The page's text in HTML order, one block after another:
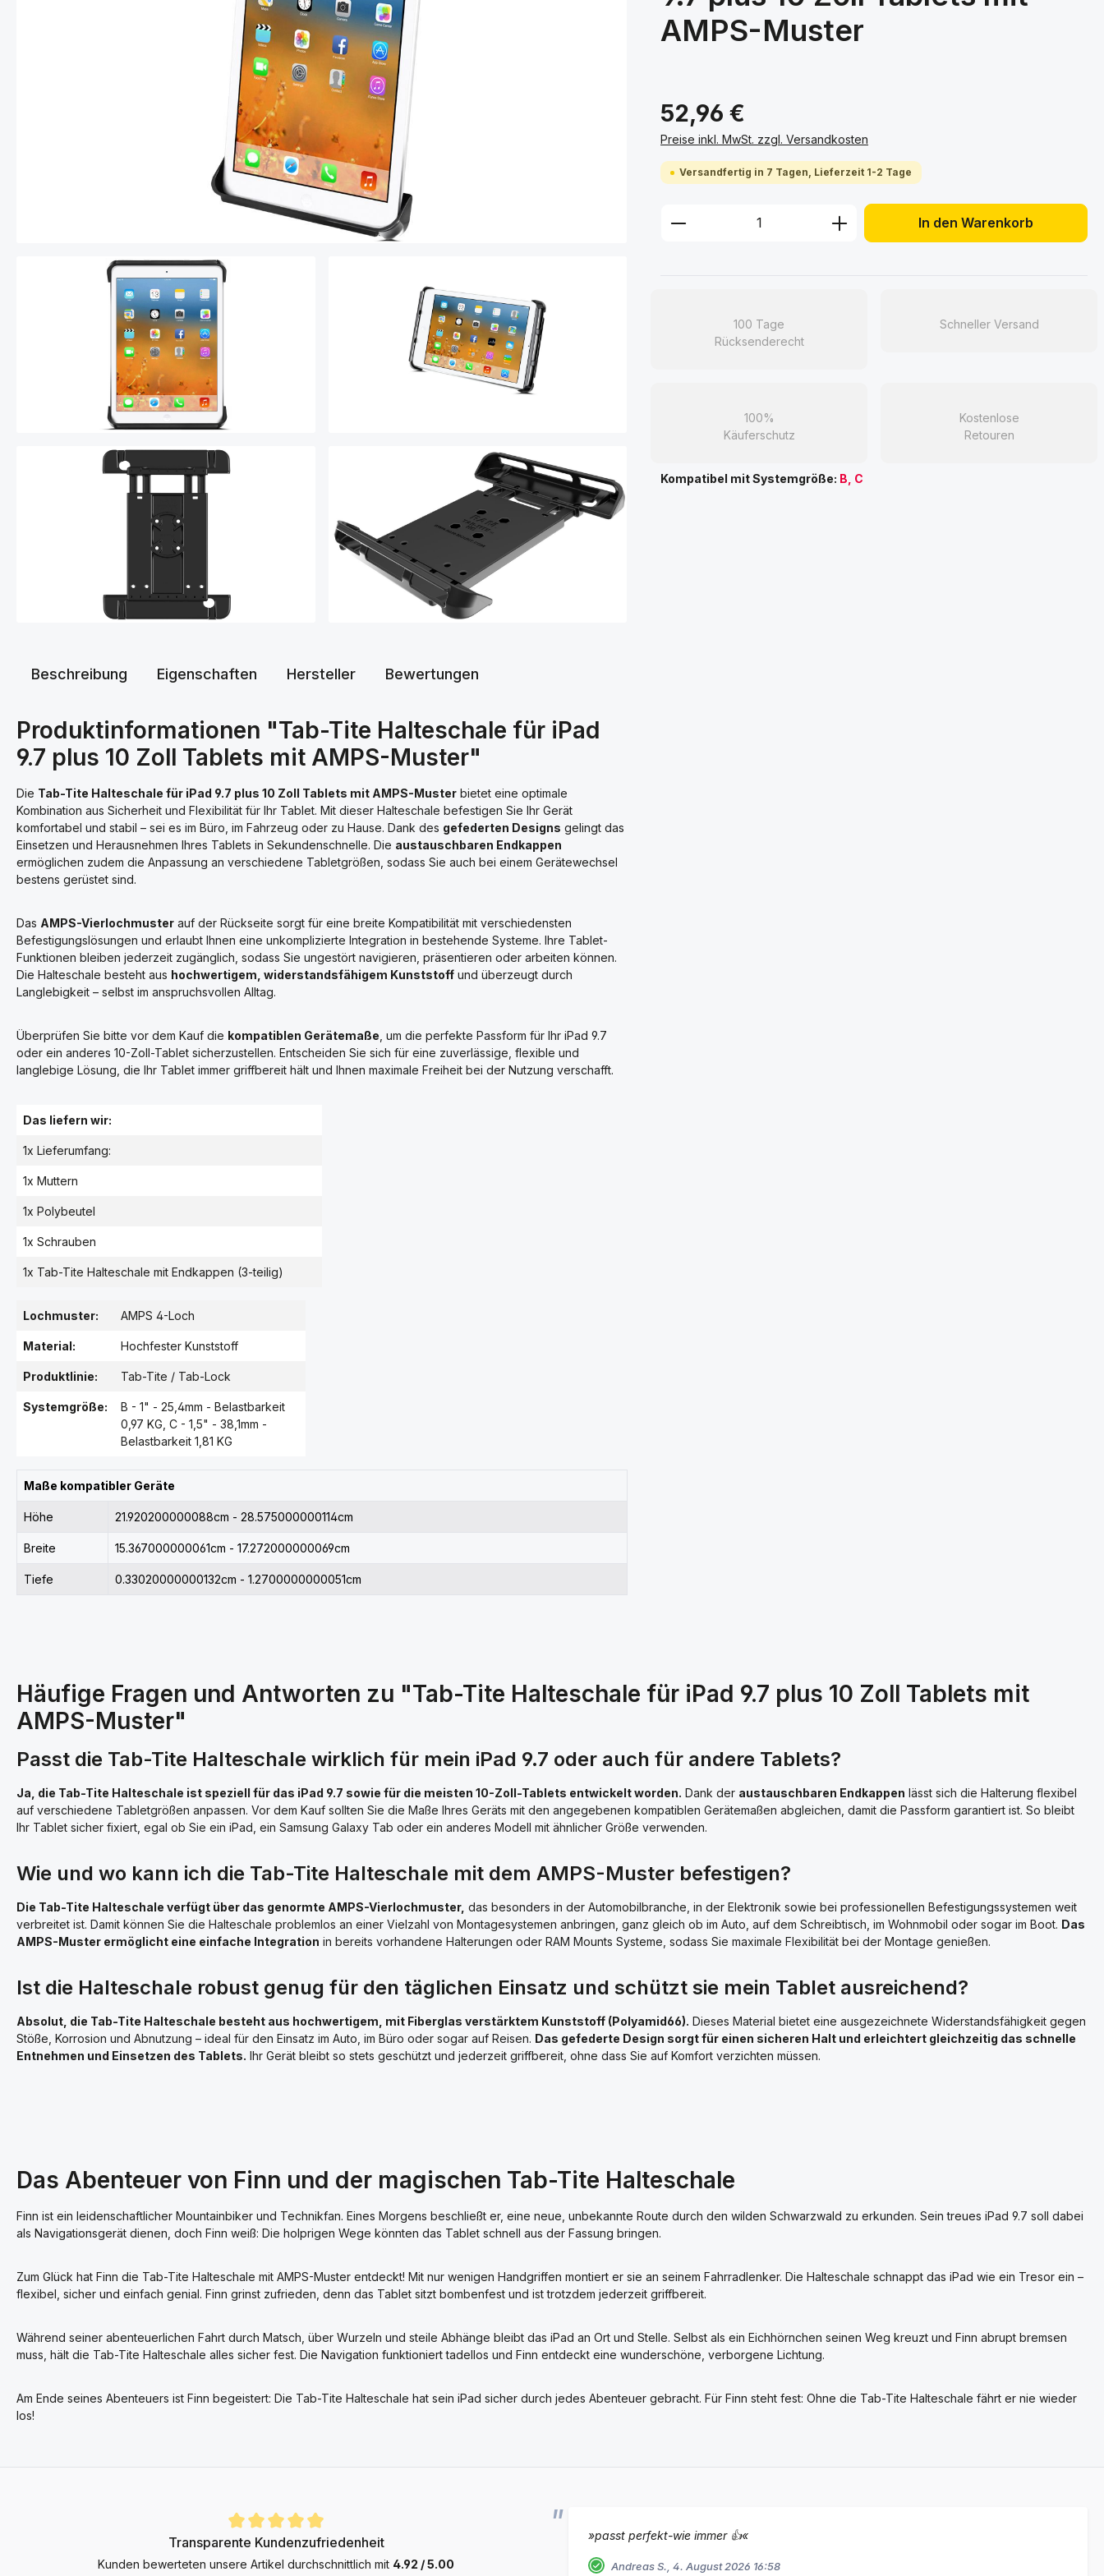
AMPS-Muster
52,96 €
Preise inkl. MwSt. zzgl. Versandkosten
Versandfertig in 7 Tagen, Lieferzeit 1-2 Tage
Produkt Anzahl: Gib den gewünschten Wert
In den Warenkorb
100 Tage
Rücksenderecht
Schneller Versand
100%
Käuferschutz
Kostenlose
Retouren
Kompatibel mit Systemgröße: B, C
Beschreibung Eigenschaften Hersteller Bewertungen
Produktinformationen "Tab-Tite Halteschale für iPad
9.7 plus 10 Zoll Tablets mit AMPS-Muster"
Die Tab-Tite Halteschale für iPad 9.7 plus 10 Zoll Tablets mit AMPS-Muster bietet eine optimale
Kombination aus Sicherheit und Flexibilität für Ihr Tablet. Mit dieser Halteschale befestigen Sie Ihr Gerät
komfortabel und stabil – sei es im Büro, im Fahrzeug oder zu Hause. Dank des gefederten Designs gelingt das
Einsetzen und Herausnehmen Ihres Tablets in Sekundenschnelle. Die austauschbaren Endkappen
ermöglichen zudem die Anpassung an verschiedene Tabletgrößen, sodass Sie auch bei einem Gerätewechsel
bestens gerüstet sind.
Das AMPS-Vierlochmuster auf der Rückseite sorgt für eine breite Kompatibilität mit verschiedensten
Befestigungslösungen und erlaubt Ihnen eine unkomplizierte Integration in bestehende Systeme. Ihre Tablet-
Funktionen bleiben jederzeit zugänglich, sodass Sie ungestört navigieren, präsentieren oder arbeiten können.
Die Halteschale besteht aus hochwertigem, widerstandsfähigem Kunststoff und überzeugt durch
Langlebigkeit – selbst im anspruchsvollen Alltag.
Überprüfen Sie bitte vor dem Kauf die kompatiblen Gerätemaße , um die perfekte Passform für Ihr iPad 9.7
oder ein anderes 10-Zoll-Tablet sicherzustellen. Entscheiden Sie sich für eine zuverlässige, flexible und
langlebige Lösung, die Ihr Tablet immer griffbereit hält und Ihnen maximale Freiheit bei der Nutzung verschafft.
Das liefern wir:
1x Lieferumfang:
1x Muttern
1x Polybeutel
1x Schrauben
1x Tab-Tite Halteschale mit Endkappen (3-teilig)
Lochmuster: AMPS 4-Loch
Material: Hochfester Kunststoff
Produktlinie: Tab-Tite / Tab-Lock
Systemgröße:
B - 1" - 25,4mm - Belastbarkeit
0,97 KG , C - 1,5" - 38,1mm -
Belastbarkeit 1,81 KG
Maße kompatibler Geräte
Höhe 21.920200000088cm - 28.575000000114cm
Breite 15.367000000061cm - 17.272000000069cm
Tiefe 0.33020000000132cm - 1.2700000000051cm
Häufige Fragen und Antworten zu "Tab-Tite Halteschale für iPad 9.7 plus 10 Zoll Tablets mit
AMPS-Muster"
Passt die Tab-Tite Halteschale wirklich für mein iPad 9.7 oder auch für andere Tablets?
Ja, die Tab-Tite Halteschale ist speziell für das iPad 9.7 sowie für die meisten 10-Zoll-Tablets entwickelt worden. Dank der austauschbaren Endkappen lässt sich die Halterung flexibel
auf verschiedene Tabletgrößen anpassen. Vor dem Kauf sollten Sie die Maße Ihres Geräts mit den angegebenen kompatiblen Gerätemaßen abgleichen, damit die Passform garantiert ist. So bleibt
Ihr Tablet sicher fixiert, egal ob Sie ein iPad, ein Samsung Galaxy Tab oder ein anderes Modell mit ähnlicher Größe verwenden.
Wie und wo kann ich die Tab-Tite Halteschale mit dem AMPS-Muster befestigen?
Die Tab-Tite Halteschale verfügt über das genormte AMPS-Vierlochmuster, das besonders in der Automobilbranche, in der Elektronik sowie bei professionellen Befestigungssystemen weit
verbreitet ist. Damit können Sie die Halteschale problemlos an einer Vielzahl von Montagesystemen anbringen, ganz gleich ob im Auto, auf dem Schreibtisch, im Wohnmobil oder sogar im Boot. Das
AMPS-Muster ermöglicht eine einfache Integration in bereits vorhandene Halterungen oder RAM Mounts Systeme, sodass Sie maximale Flexibilität bei der Montage genießen.
Ist die Halteschale robust genug für den täglichen Einsatz und schützt sie mein Tablet ausreichend?
Absolut, die Tab-Tite Halteschale besteht aus hochwertigem, mit Fiberglas verstärktem Kunststoff (Polyamid66). Dieses Material bietet eine ausgezeichnete Widerstandsfähigkeit gegen
Stöße, Korrosion und Abnutzung – ideal für den Einsatz im Auto, im Büro oder sogar auf Reisen. Das gefederte Design sorgt für einen sicheren Halt und erleichtert gleichzeitig das schnelle
Entnehmen und Einsetzen des Tablets. Ihr Gerät bleibt so stets geschützt und jederzeit griffbereit, ohne dass Sie auf Komfort verzichten müssen.
Das Abenteuer von Finn und der magischen Tab-Tite Halteschale
Finn ist ein leidenschaftlicher Mountainbiker und Technikfan. Eines Morgens beschließt er, eine neue, unbekannte Route durch den wilden Schwarzwald zu erkunden. Sein treues iPad 9.7 soll dabei
als Navigationsgerät dienen, doch Finn weiß: Die holprigen Wege könnten das Tablet schnell aus der Fassung bringen.
Zum Glück hat Finn die Tab-Tite Halteschale mit AMPS-Muster entdeckt! Mit nur wenigen Handgriffen montiert er sie an seinem Fahrradlenker. Die Halteschale schnappt das iPad wie ein Tresor ein –
flexibel, sicher und einfach genial. Finn grinst zufrieden, denn das Tablet sitzt bombenfest und ist trotzdem jederzeit griffbereit.
Während seiner abenteuerlichen Fahrt durch Matsch, über Wurzeln und steile Abhänge bleibt das iPad an Ort und Stelle. Selbst als ein Eichhörnchen seinen Weg kreuzt und Finn abrupt bremsen
muss, hält die Tab-Tite Halteschale alles sicher fest. Die Navigation funktioniert tadellos und Finn entdeckt eine wunderschöne, verborgene Lichtung.
Am Ende seines Abenteuers ist Finn begeistert: Die Tab-Tite Halteschale hat sein iPad sicher durch jedes Abenteuer gebracht. Für Finn steht fest: Ohne die Tab-Tite Halteschale fährt er nie wieder
los!
Durchschnittliche Bewertung von 4.9 von 5 Sternen
Transparente Kundenzufriedenheit
Kunden bewerteten unsere Artikel durchschnittlich mit 4.92 / 5.00
»passt perfekt-wie immer 👍«
Andreas S., 4. August 2026 16:58